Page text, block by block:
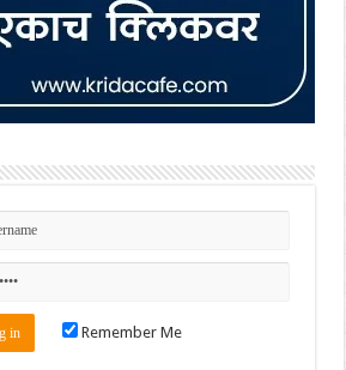
Remember Me